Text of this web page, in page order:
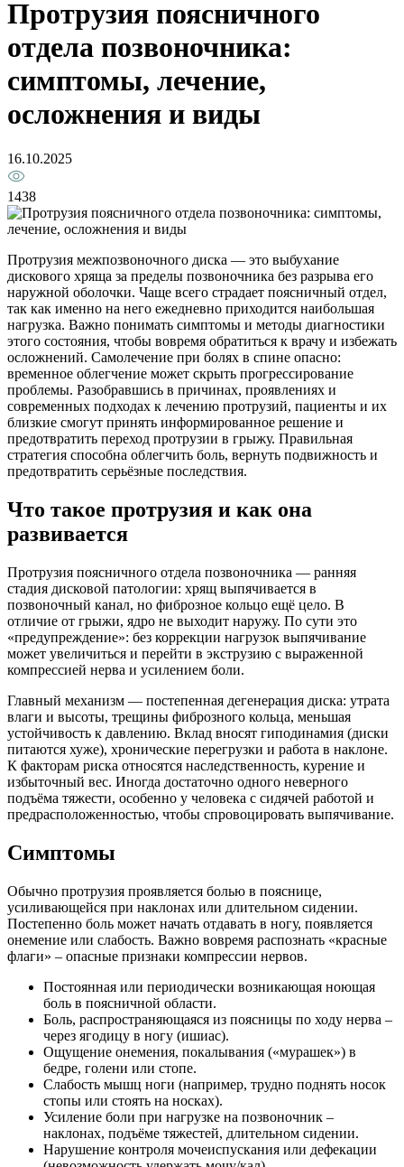
Протрузия поясничного
отдела позвоночника:
симптомы, лечение,
осложнения и виды
16.10.2025
1438
Протрузия межпозвоночного диска — это выбухание
дискового хряща за пределы позвоночника без разрыва его
наружной оболочки. Чаще всего страдает поясничный отдел,
так как именно на него ежедневно приходится наибольшая
нагрузка. Важно понимать симптомы и методы диагностики
этого состояния, чтобы вовремя обратиться к врачу и избежать
осложнений. Самолечение при болях в спине опасно:
временное облегчение может скрыть прогрессирование
проблемы. Разобравшись в причинах, проявлениях и
современных подходах к лечению протрузий, пациенты и их
близкие смогут принять информированное решение и
предотвратить переход протрузии в грыжу. Правильная
стратегия способна облегчить боль, вернуть подвижность и
предотвратить серьёзные последствия.
Что такое протрузия и как она
развивается
Протрузия поясничного отдела позвоночника — ранняя
стадия дисковой патологии: хрящ выпячивается в
позвоночный канал, но фиброзное кольцо ещё цело. В
отличие от грыжи, ядро не выходит наружу. По сути это
«предупреждение»: без коррекции нагрузок выпячивание
может увеличиться и перейти в экструзию с выраженной
компрессией нерва и усилением боли.
Главный механизм — постепенная дегенерация диска: утрата
влаги и высоты, трещины фиброзного кольца, меньшая
устойчивость к давлению. Вклад вносят гиподинамия (диски
питаются хуже), хронические перегрузки и работа в наклоне.
К факторам риска относятся наследственность, курение и
избыточный вес. Иногда достаточно одного неверного
подъёма тяжести, особенно у человека с сидячей работой и
предрасположенностью, чтобы спровоцировать выпячивание.
Симптомы
Обычно протрузия проявляется болью в пояснице,
усиливающейся при наклонах или длительном сидении.
Постепенно боль может начать отдавать в ногу, появляется
онемение или слабость. Важно вовремя распознать «красные
флаги» – опасные признаки компрессии нервов.
Постоянная или периодически возникающая ноющая
боль в поясничной области.
Боль, распространяющаяся из поясницы по ходу нерва –
через ягодицу в ногу (ишиас).
Ощущение онемения, покалывания («мурашек») в
бедре, голени или стопе.
Слабость мышц ноги (например, трудно поднять носок
стопы или стоять на носках).
Усиление боли при нагрузке на позвоночник –
наклонах, подъёме тяжестей, длительном сидении.
Нарушение контроля мочеиспускания или дефекации